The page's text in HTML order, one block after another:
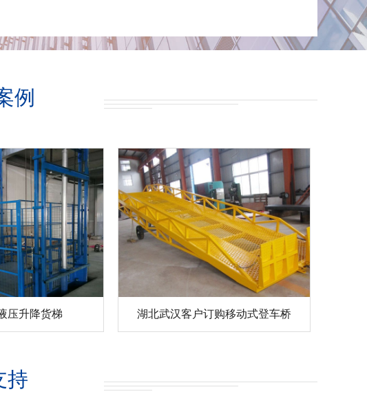
例
压升降货梯 湖北武汉客户订购移动式登车桥
持